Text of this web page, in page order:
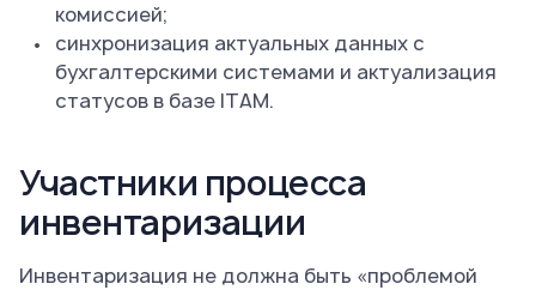
комиссией;
синхронизация актуальных данных с
бухгалтерскими системами и актуализация
статусов в базе ITAM.
Участники процесса
инвентаризации
Инвентаризация не должна быть «проблемой